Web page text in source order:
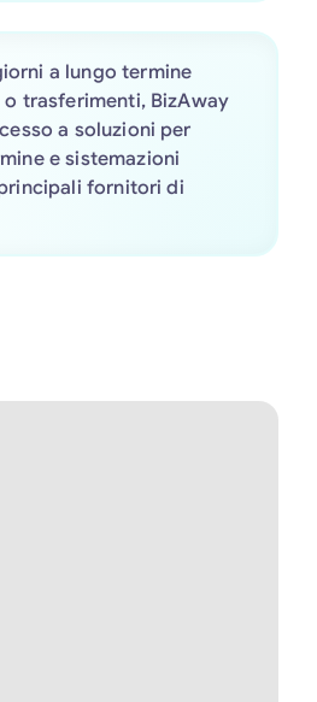
a lungo termine
trasferimenti, BizAway
a soluzioni per
e sistemazioni
fornitori di